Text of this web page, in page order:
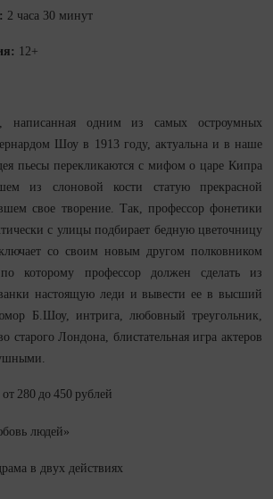
2 часа 30 минут
12+
написанная одним из самых остроумных
Шоу в 1913 году, актуальна и в наше
пьесы перекликаются с мифом о царе Кипра
из слоновой кости статую прекрасной
свое творение. Так, профессор фонетики
с улицы подбирает бедную цветочницу
со своим новым другом полковником
которому профессор должен сделать из
настоящую леди и вывести ее в высший
Б.Шоу, интрига, любовный треугольник,
старого Лондона, блистательная игра актеров
от 280 до 450 рублей
людей»
в двух действиях